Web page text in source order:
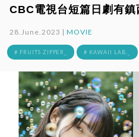
CBC電視台短篇日劇有鎮
28.June.2023 |MOVIE
# FRUITS ZIPPER_ # KAWAII LAB._